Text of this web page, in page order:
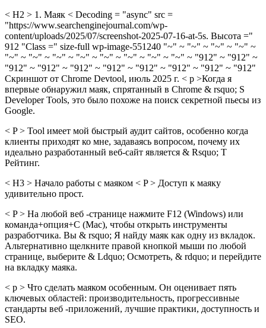
< H2 > 1. Маяк < Decoding = "async" src =
"https://www.searchenginejournal.com/wp-
content/uploads/2025/07/screenshot-2025-07-16-at-5s. Высота ="
912 "Class =" size-full wp-image-551240 "~" ~ "~" ~ "~" ~ "~" ~
"~" ~ "~" ~ "~" ~ "~" ~ "~" ~ "~" ~ "~" ~ "~" ~ "912" ~ "912" ~
"912" ~ "912" ~ "912" ~ "912" ~ "912" ~ "912" ~ "912" ~ "912"
Скриншот от Chrome Devtool, июль 2025 г. < p >Когда я
впервые обнаружил маяк, спрятанный в Chrome & rsquo; S
Developer Tools, это было похоже на поиск секретной пьесы из
Google.
< P > Tool имеет мой быстрый аудит сайтов, особенно когда
клиенты приходят ко мне, задаваясь вопросом, почему их
идеально разработанный веб-сайт является & Rsquo; T
Рейтинг.
< H3 > Начало работы с маяком < P > Доступ к маяку
удивительно прост.
< P > На любой веб -странице нажмите F12 (Windows) или
команда+опция+C (Mac), чтобы открыть инструменты
разработчика. Вы & rsquo; Я найду маяк как одну из вкладок.
Альтернативно щелкните правой кнопкой мыши по любой
странице, выберите & Ldquo; Осмотреть, & rdquo; и перейдите
на вкладку маяка.
< p > Что сделать маяком особенным. Он оценивает пять
ключевых областей: производительность, прогрессивные
стандарты веб -приложений, лучшие практики, доступность и
SEO.